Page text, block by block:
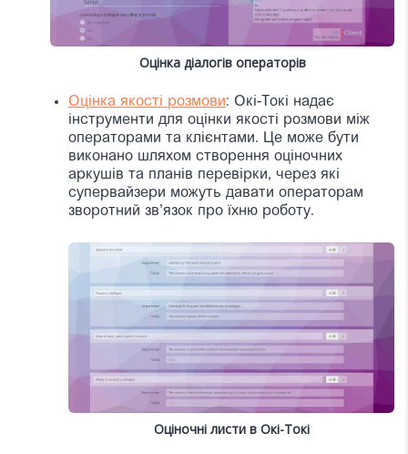
Оцінка діалогів операторів
Оцінка якості розмови: Окі-Токі надає
інструменти для оцінки якості розмови між
операторами та клієнтами. Це може бути
виконано шляхом створення оціночних
аркушів та планів перевірки, через які
супервайзери можуть давати операторам
зворотний зв’язок про їхню роботу.
Оціночні листи в Окі-Токі